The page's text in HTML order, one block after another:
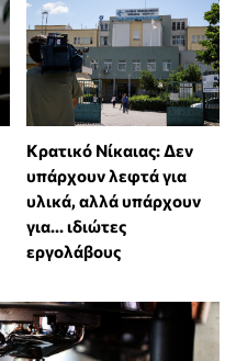
Κρατικό Νίκαιας: Δεν
υπάρχουν λεφτά για
υλικά, αλλά υπάρχουν
για... ιδιώτες
εργολάβους